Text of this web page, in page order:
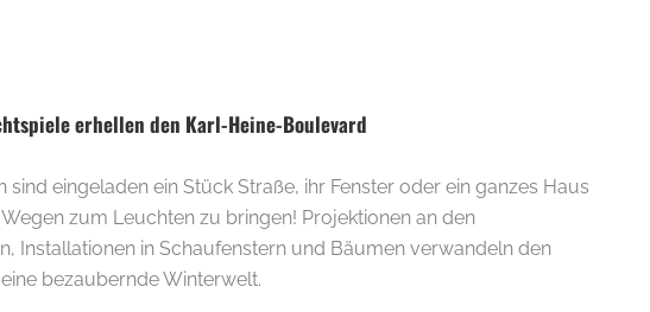
erhellen den Karl-Heine-Boulevard
sind eingeladen ein Stück Straße, ihr Fenster oder ein ganzes Haus
zum Leuchten zu bringen! Projektionen an den
Installationen in Schaufenstern und Bäumen verwandeln den
bezaubernde Winterwelt.